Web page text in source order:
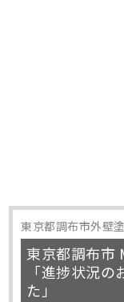
東京都調布市外壁
東京都調布市
「進捗状況
た」